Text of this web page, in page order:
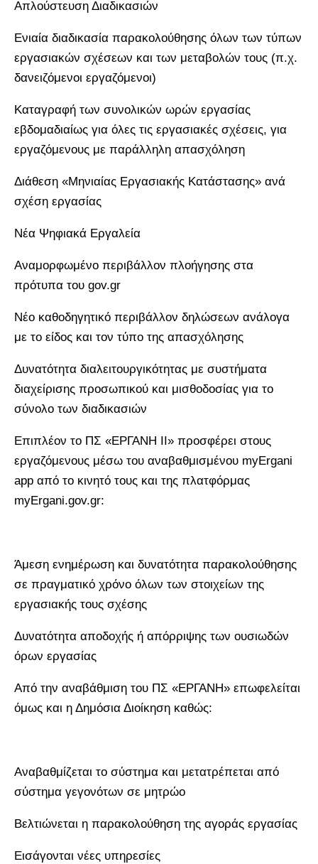
Απλούστευση Διαδικασιών
Ενιαία διαδικασία παρακολούθησης όλων των τύπων
εργασιακών σχέσεων και των μεταβολών τους (π.χ.
δανειζόμενοι εργαζόμενοι)
Καταγραφή των συνολικών ωρών εργασίας
εβδομαδιαίως για όλες τις εργασιακές σχέσεις, για
εργαζόμενους με παράλληλη απασχόληση
Διάθεση «Μηνιαίας Εργασιακής Κατάστασης» ανά
σχέση εργασίας
Νέα Ψηφιακά Εργαλεία
Αναμορφωμένο περιβάλλον πλοήγησης στα
πρότυπα του gov.gr
Νέο καθοδηγητικό περιβάλλον δηλώσεων ανάλογα
με το είδος και τον τύπο της απασχόλησης
Δυνατότητα διαλειτουργικότητας με συστήματα
διαχείρισης προσωπικού και μισθοδοσίας για το
σύνολο των διαδικασιών
Επιπλέον το ΠΣ «ΕΡΓΑΝΗ ΙΙ» προσφέρει στους
εργαζόμενους μέσω του αναβαθμισμένου myErgani
app από το κινητό τους και της πλατφόρμας
myErgani.gov.gr:
Άμεση ενημέρωση και δυνατότητα παρακολούθησης
σε πραγματικό χρόνο όλων των στοιχείων της
εργασιακής τους σχέσης
Δυνατότητα αποδοχής ή απόρριψης των ουσιωδών
όρων εργασίας
Από την αναβάθμιση του ΠΣ «ΕΡΓΑΝΗ» επωφελείται
όμως και η Δημόσια Διοίκηση καθώς:
Αναβαθμίζεται το σύστημα και μετατρέπεται από
σύστημα γεγονότων σε μητρώο
Βελτιώνεται η παρακολούθηση της αγοράς εργασίας
Εισάγονται νέες υπηρεσίες